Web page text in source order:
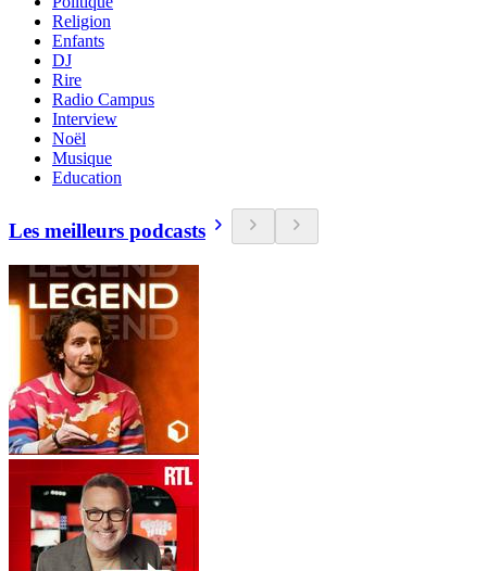
Religion
Enfants
DJ
Rire
Radio Campus
Interview
Noël
Musique
Education
Les meilleurs podcasts